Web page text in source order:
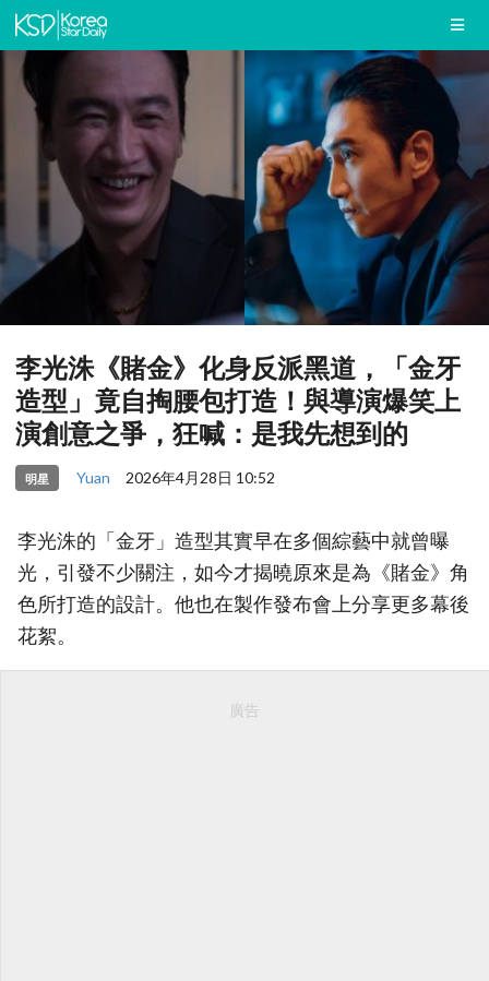
李光洙《賭金》化身反派黑道，「金牙
造型」竟自掏腰包打造！與導演爆笑上
演創意之爭，狂喊：是我先想到的
明星 Yuan 2026年4月28日 10:52
李光洙的「金牙」造型其實早在多個綜藝中就曾曝
光，引發不少關注，如今才揭曉原來是為《賭金》角
色所打造的設計。他也在製作發布會上分享更多幕後
花絮。
廣告